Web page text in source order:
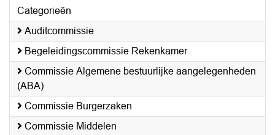
Categorieën
Auditcommissie
Begeleidingscommissie Rekenkamer
(ABA)
Commissie Burgerzaken
Commissie Middelen